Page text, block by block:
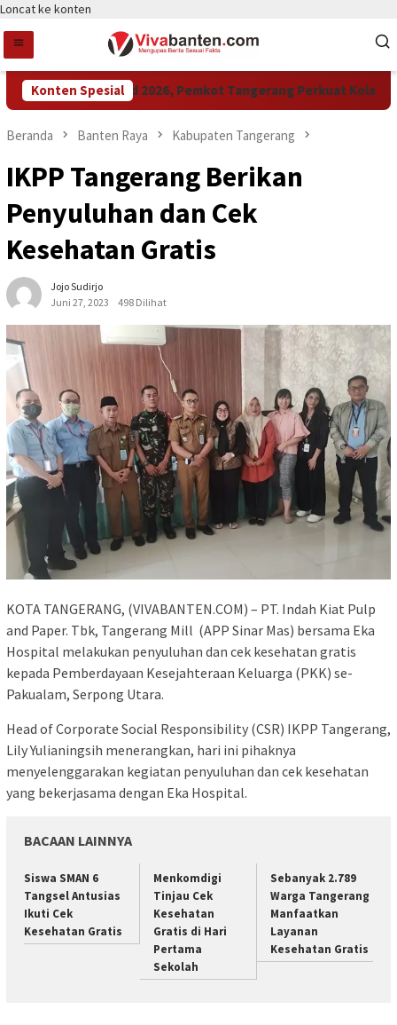
Loncat ke konten
Konten Spesial
Raih LPM Award 2026, Pemkot Tangerang Perkuat Kolaborasi
Beranda Banten Raya Kabupaten Tangerang
IKPP Tangerang Berikan
Penyuluhan dan Cek
Kesehatan Gratis
Jojo Sudirjo
Juni 27, 2023
498 Dilihat
KOTA TANGERANG, (VIVABANTEN.COM) – PT. Indah Kiat Pulp
and Paper. Tbk, Tangerang Mill (APP Sinar Mas) bersama Eka
Hospital melakukan penyuluhan dan cek kesehatan gratis
kepada Pemberdayaan Kesejahteraan Keluarga (PKK) se-
Pakualam, Serpong Utara.
Head of Corporate Social Responsibility (CSR) IKPP Tangerang,
Lily Yulianingsih menerangkan, hari ini pihaknya
menyelenggarakan kegiatan penyuluhan dan cek kesehatan
yang bekerjasama dengan Eka Hospital.
BACAAN LAINNYA
Siswa SMAN 6
Tangsel Antusias
Ikuti Cek
Kesehatan Gratis
Menkomdigi
Tinjau Cek
Kesehatan
Gratis di Hari
Pertama
Sekolah
Sebanyak 2.789
Warga Tangerang
Manfaatkan
Layanan
Kesehatan Gratis